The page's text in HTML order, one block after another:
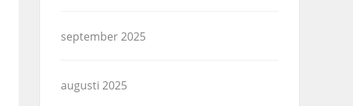
september 2025
augusti 2025